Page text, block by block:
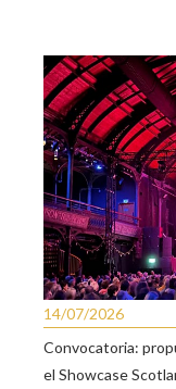
14/07/2026
Convocatoria:
el Showcase